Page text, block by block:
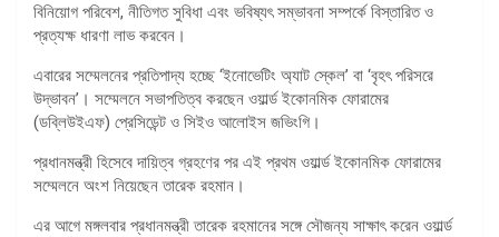
বিনিয়োগ পরিবেশ, নীতিগত সুবিধা এবং ভবিষ্যৎ সম্ভাবনা সম্পর্কে বিস্তারিত ও
প্রত্যক্ষ ধারণা লাভ করবেন।
এবারের সম্মেলনের প্রতিপাদ্য হচ্ছে ‘ইনোভেটিং অ্যাট স্কেল’ বা ‘বৃহৎ পরিসরে
উদ্ভাবন’। সম্মেলনে সভাপতিত্ব করছেন ওয়ার্ল্ড ইকোনমিক ফোরামের
(ডব্লিউইএফ) প্রেসিডেন্ট ও সিইও আলোইস জভিংগি।
প্রধানমন্ত্রী হিসেবে দায়িত্ব গ্রহণের পর এই প্রথম ওয়ার্ল্ড ইকোনমিক ফোরামের
সম্মেলনে অংশ নিয়েছেন তারেক রহমান।
এর আগে মঙ্গলবার প্রধানমন্ত্রী তারেক রহমানের সঙ্গে সৌজন্য সাক্ষাৎ করেন ওয়ার্ল্ড